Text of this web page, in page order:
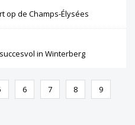
op de Champs-Élysées
in Winterberg
6 7 8
9